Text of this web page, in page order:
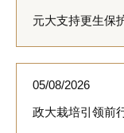
元大支持更生保
05/08/2026
政大栽培引领前